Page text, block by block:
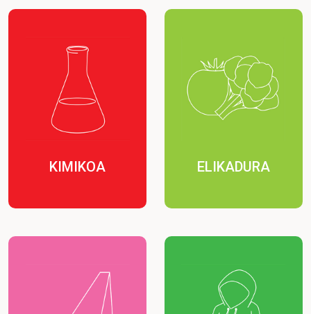
KIMIKOA ELIKADURA